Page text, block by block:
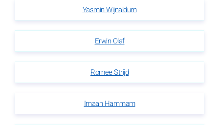
Yasmin Wijnaldum
Erwin Olaf
Romee Strijd
Imaan Hammam